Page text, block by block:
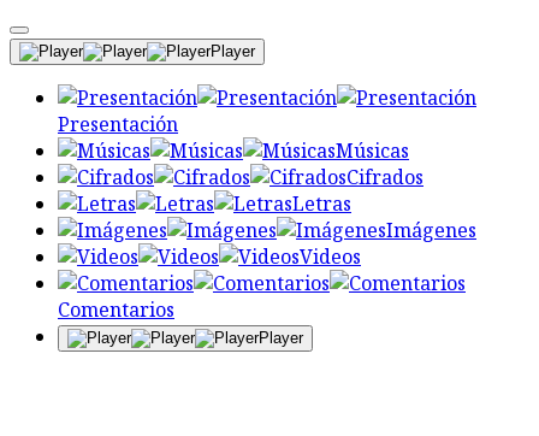
Player
Presentación
Músicas
Cifrados
Letras
Imágenes
Videos
Comentarios
Player